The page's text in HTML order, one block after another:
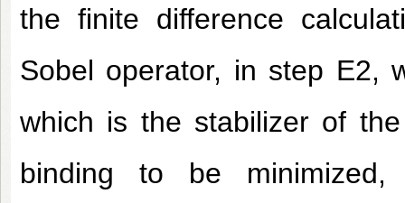
the finite difference
Sobel operator, in step E2,
which is the stabilizer of
binding to be